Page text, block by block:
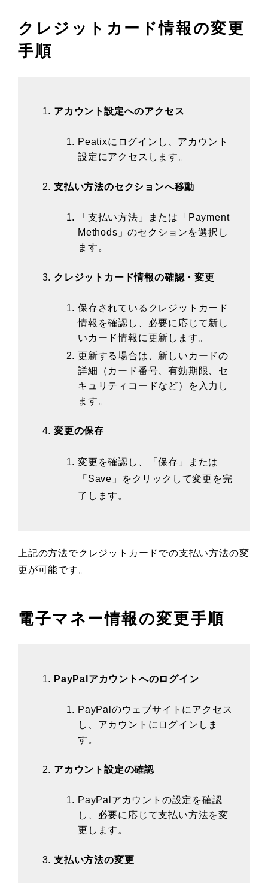
クレジットカード情報の変更
手順
アカウント設定へのアクセス
Peatixにログインし、アカウント
設定にアクセスします。
支払い方法のセクションへ移動
「支払い方法」または「Payment
Methods」のセクションを選択し
ます。
クレジットカード情報の確認・変更
保存されているクレジットカード
情報を確認し、必要に応じて新し
いカード情報に更新します。
更新する場合は、新しいカードの
詳細（カード番号、有効期限、セ
キュリティコードなど）を入力し
ます。
変更の保存
変更を確認し、「保存」または
「Save」をクリックして変更を完
了します。
上記の方法でクレジットカードでの支払い方法の変
更が可能です。
電子マネー情報の変更手順
PayPalアカウントへのログイン
PayPalのウェブサイトにアクセス
し、アカウントにログインしま
す。
アカウント設定の確認
PayPalアカウントの設定を確認
し、必要に応じて支払い方法を変
更します。
支払い方法の変更